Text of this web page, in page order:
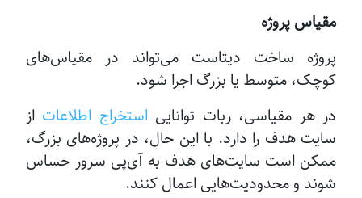
مقیاس پروژه
پروژه ساخت دیتاست می‌تواند در مقیاس‌های
کوچک، متوسط یا بزرگ اجرا شود.
در هر مقیاسی، ربات تواناییاستخراج اطلاعات از
سایت هدف را دارد. با این حال، در پروژه‌های بزرگ،
ممکن است سایت‌های هدف به آی‌پی سرور حساس
شوند و محدودیت‌هایی اعمال کنند.